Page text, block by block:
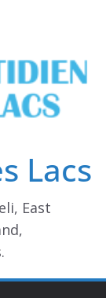
Lacs
East